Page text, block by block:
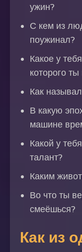
ужин?
С кем из
поужинал?
Какое у
которого
Как
В какую
машине
Какой у
талант?
Каким
Во что ты
смеёшься?
Как из